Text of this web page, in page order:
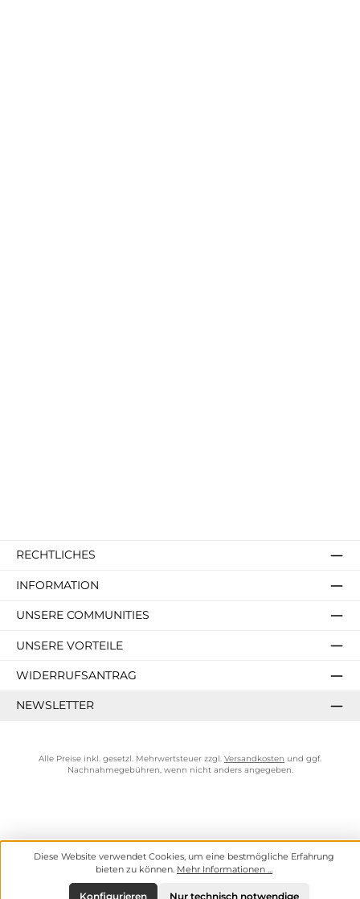
RECHTLICHES
INFORMATION
UNSERE COMMUNITIES
UNSERE VORTEILE
WIDERRUFSANTRAG
NEWSLETTER
Alle Preise inkl. gesetzl. Mehrwertsteuer zzgl. Versandkosten und ggf.
Nachnahmegebühren, wenn nicht anders angegeben.
Diese Website verwendet Cookies, um eine bestmögliche Erfahrung
bieten zu können. Mehr Informationen ...
Nur technisch notwendige
Konfigurieren